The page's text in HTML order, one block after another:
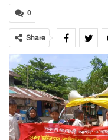
0
Share